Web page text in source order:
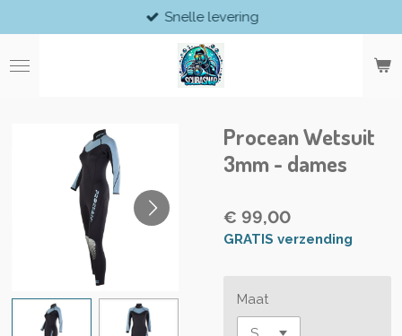
direct
naar
de
Snelle levering
Procean Wetsuit
3mm - dames
€ 99,00
GRATIS verzending
Maat